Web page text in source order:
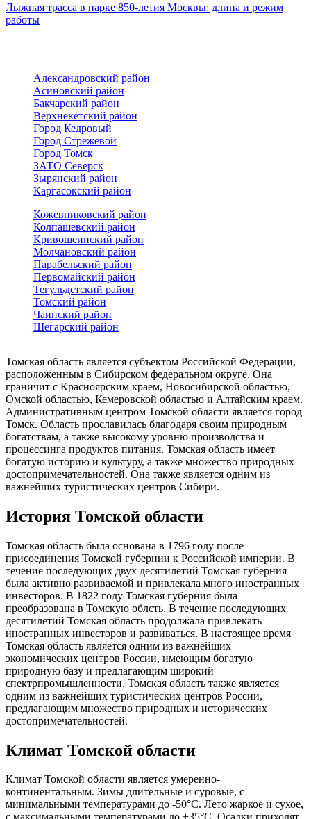
Лыжная трасса в парке 850-летия Москвы: длина и режим
работы
Александровский район
Асиновский район
Бакчарский район
Верхнекетский район
Город Кедровый
Город Стрежевой
Город Томск
ЗАТО Северск
Зырянский район
Каргасокский район
Кожевниковский район
Колпашевский район
Кривошеинский район
Молчановский район
Парабельский район
Первомайский район
Тегульдетский район
Томский район
Чаинский район
Шегарский район
Томская область является субъектом Российской Федерации,
расположенным в Сибирском федеральном округе. Она
граничит с Красноярским краем, Новосибирской областью,
Омской областью, Кемеровской областью и Алтайским краем.
Административным центром Томской области является город
Томск. Область прославилась благодаря своим природным
богатствам, а также высокому уровню производства и
процессинга продуктов питания. Томская область имеет
богатую историю и культуру, а также множество природных
достопримечательностей. Она также является одним из
важнейших туристических центров Сибири.
История Томской области
Томская область была основана в 1796 году после
присоединения Томской губернии к Российской империи. В
течение последующих двух десятилетий Томская губерния
была активно развиваемой и привлекала много иностранных
инвесторов. В 1822 году Томская губерния была
преобразована в Томскую облсть. В течение последующих
десятилетий Томская область продолжала привлекать
иностранных инвесторов и развиваться. В настоящее время
Томская область является одним из важнейших
экономических центров России, имеющим богатую
природную базу и предлагающим широкий
спектрпромышленности. Томская область также является
одним из важнейших туристических центров России,
предлагающим множество природных и исторических
достопримечательностей.
Климат Томской области
Климат Томской области является умеренно-
континентальным. Зимы длительные и суровые, с
минимальными температурами до -50°C. Лето жаркое и сухое,